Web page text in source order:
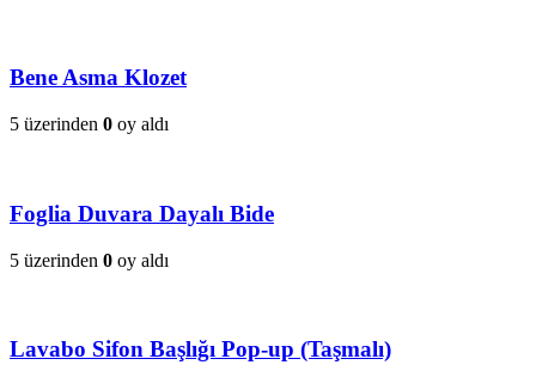
Bene Asma Klozet
5 üzerinden 0 oy aldı
Foglia Duvara Dayalı Bide
5 üzerinden 0 oy aldı
Lavabo Sifon Başlığı Pop-up (Taşmalı)